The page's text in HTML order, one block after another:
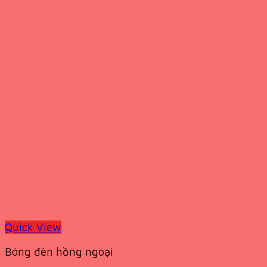
Quick View
Bóng đèn hồng ngoại